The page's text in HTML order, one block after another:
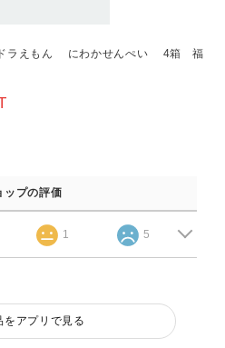
ラえもん にわかせんぺい 4箱 福
ップの評価
1 5
をアプリで見る